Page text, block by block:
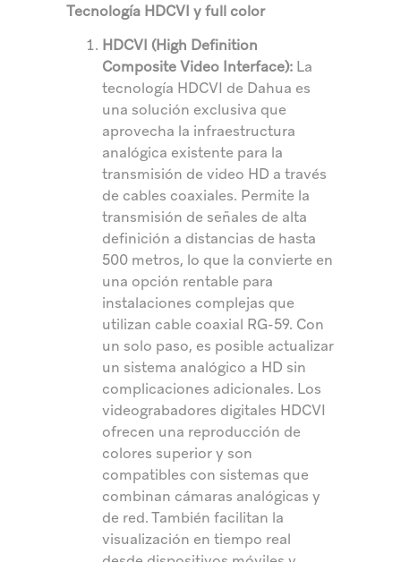
Tecnología HDCVI y full color
HDCVI (High Definition
Composite Video Interface): La
tecnología HDCVI de Dahua es
una solución exclusiva que
aprovecha la infraestructura
analógica existente para la
transmisión de video HD a través
de cables coaxiales. Permite la
transmisión de señales de alta
definición a distancias de hasta
500 metros, lo que la convierte en
una opción rentable para
instalaciones complejas que
utilizan cable coaxial RG-59. Con
un solo paso, es posible actualizar
un sistema analógico a HD sin
complicaciones adicionales. Los
videograbadores digitales HDCVI
ofrecen una reproducción de
colores superior y son
compatibles con sistemas que
combinan cámaras analógicas y
de red. También facilitan la
visualización en tiempo real